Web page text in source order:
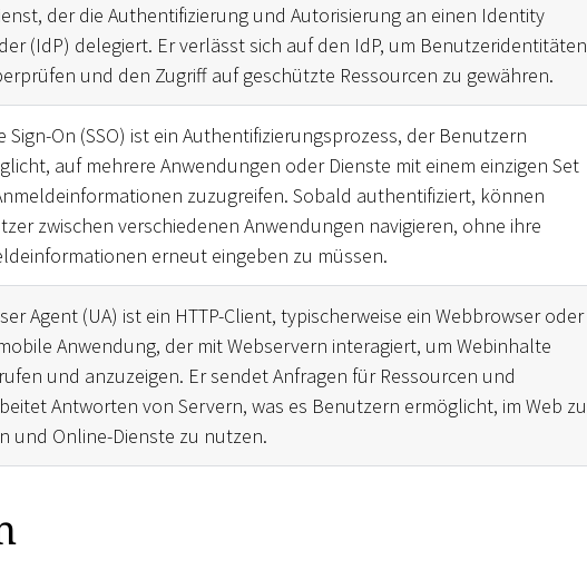
der die Authentifizierung und Autorisierung an einen Identity
(IdP) delegiert. Er verlässt sich auf den IdP, um Benutzeridentitäten
und den Zugriff auf geschützte Ressourcen zu gewähren.
Sign-On (SSO) ist ein Authentifizierungsprozess, der Benutzern
auf mehrere Anwendungen oder Dienste mit einem einzigen Set
zuzugreifen. Sobald authentifiziert, können
zwischen verschiedenen Anwendungen navigieren, ohne ihre
erneut eingeben zu müssen.
Agent (UA) ist ein HTTP-Client, typischerweise ein Webbrowser oder
Anwendung, der mit Webservern interagiert, um Webinhalte
und anzuzeigen. Er sendet Anfragen für Ressourcen und
Antworten von Servern, was es Benutzern ermöglicht, im Web zu
und Online-Dienste zu nutzen.